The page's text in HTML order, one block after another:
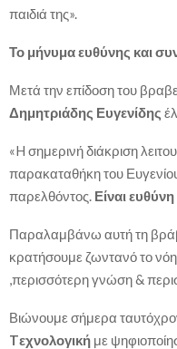
παιδιά της».
Το μήνυμα ευθύνης και
Μετά την επίδοση του
Δημητριάδης Ευγενίδης
«H σημερινή διάκριση
παρακαταθήκη του
παρελθόντος. Είναι
Παραλαμβάνω αυτή τη
κρατήσουμε ζωντανό το
,περισσότερη γνώση &
Βιώνουμε σήμερα
Tεχνολογική με